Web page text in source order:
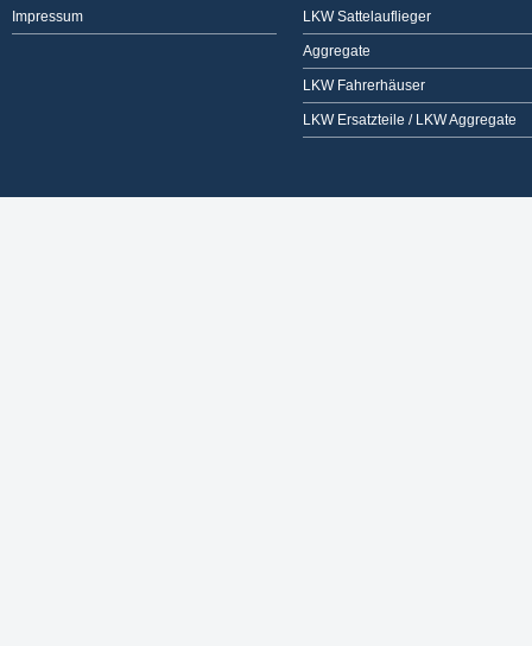
Impressum LKW Sattelauflieger
Aggregate
LKW Fahrerhäuser
LKW Ersatzteile / LKW Aggregate